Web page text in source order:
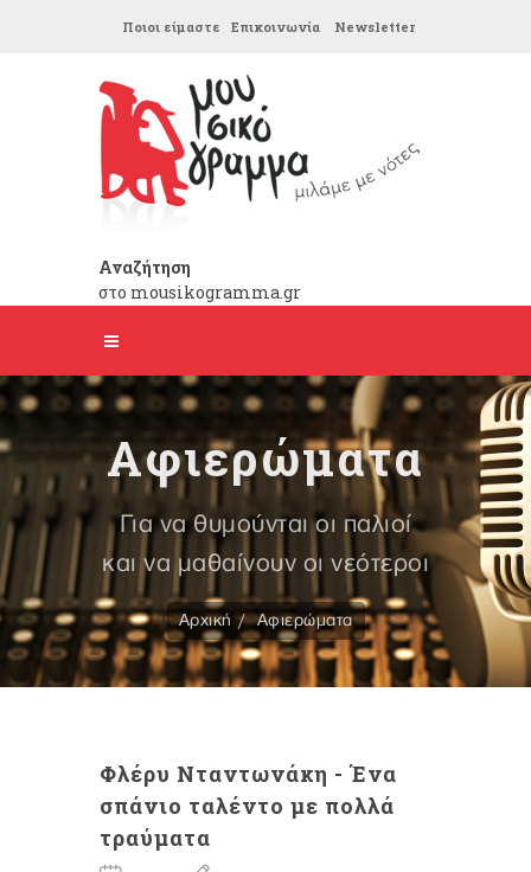
Ποιοι είμαστε Επικοινωνία Newsletter
Αναζήτηση
στο mousikogramma.gr
Αφιερώματα
Για να θυμούνται οι παλιοί
και να μαθαίνουν οι νεότεροι
Αρχική Αφιερώματα
Φλέρυ Νταντωνάκη - Ένα
σπάνιο ταλέντο με πολλά
τραύματα